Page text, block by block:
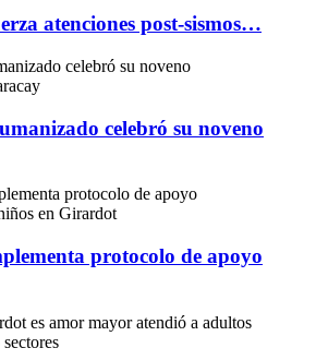
atenciones post-sismos…
celebró su noveno
protocolo de apoyo